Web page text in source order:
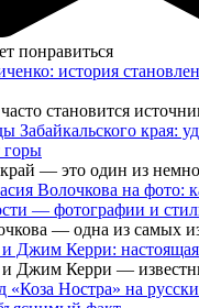
понравиться
история
становится
Забайкальского края:
горы
— это один из
Волочкова на фото:
— фотографии и
— одна из самых
и Джим Керри:
и Джим Керри —
«Коза Ностра» на